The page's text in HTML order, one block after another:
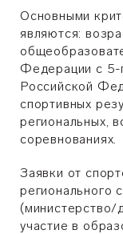
Основными
являются:
Федерации с 5-
Российской
спортивных
региональных,
соревнованиях.
Заявки от
регионального
(министерство/
участие в